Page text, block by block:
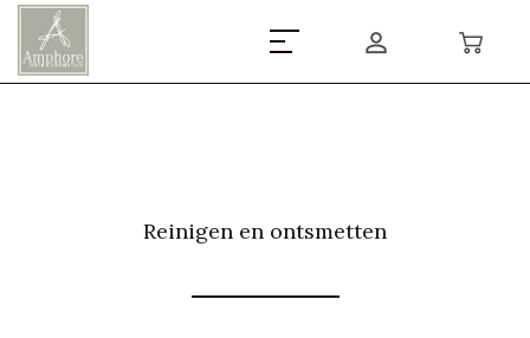
Reinigen en ontsmetten